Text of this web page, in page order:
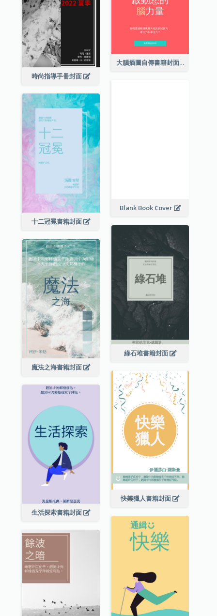
大腦插圖自傳書籍封面
時尚指導手冊封面
Blank Book Cover
十二冠冕書籍封面
綠石堆書籍封面
魔法之海書籍封面
快樂獵人書籍封面
生活探索書籍封面